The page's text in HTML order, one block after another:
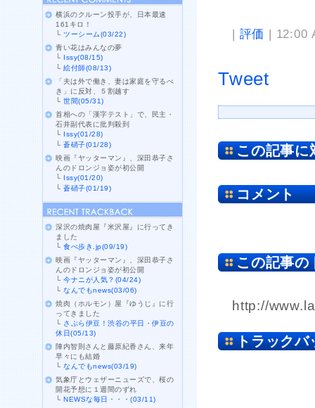
| 評価 | 12:00
Tweet
この記事に
コメント
この記事の
http://
トラックバ
横浜のクルーン投手が、日本最速
161キロ！
└ツーシーム(03/22)
青い花はみんなの夢
└ Issy(08/15)
└絵付師(08/13)
「夫は外で働き、妻は家庭を守るべ
き」に反対、５割越す
└世間(05/31)
首相への「漢字テスト」で、民主・
石井副代表に批判殺到
└ Issy(01/28)
└蒼硝子(01/28)
映画『ヤッターマン』、深田恭子さ
んのドロンジョ姿が初公開
└ Issy(01/20)
└蒼硝子(01/19)
深沢の焼肉屋『米沢屋』に行ってき
ました
└食べ歩き.jp(09/19)
映画『ヤッターマン』、深田恭子さ
んのドロンジョ姿が初公開
└今ナニが人気？(04/24)
└なんでもnews(03/06)
焼肉（ホルモン）屋『ゆうじ』に行
ってきました
└ さぷら伊豆！渋谷の平日・伊豆の
休日(05/13)
陣内智則さんと藤原紀香さん、来年
早々にも結婚
└なんでもnews(03/19)
気象庁とウェザーニューズで、桜の
開花予想に１週間のずれ
└NEWSな毎日・・・(03/11)